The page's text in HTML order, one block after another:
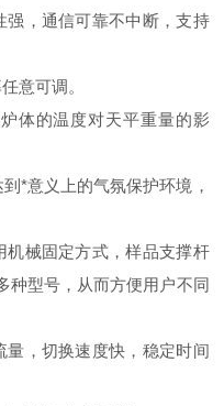
，通信可靠不中断，支持
意可调。
的温度对天平重量的影
意义上的气氛保护环境，
械固定方式，样品支撑杆
种型号，从而方便用户不同
，切换速度快，稳定时间